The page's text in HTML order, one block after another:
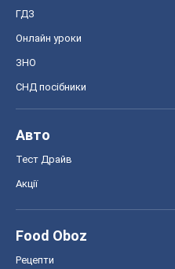
ГДЗ
Онлайн уроки
ЗНО
СНД посібники
Авто
Тест Драйв
Акції
Food Oboz
Рецепти